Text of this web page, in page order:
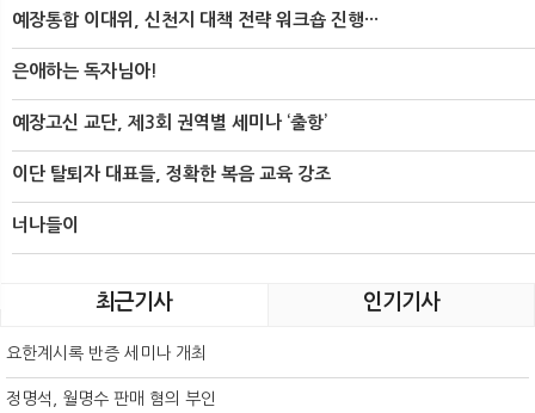
예장통합 이대위, 신천지 대책 전략 워크숍 진행···
은애하는 독자님아!
예장고신 교단, 제3회 권역별 세미나 ‘출항’
이단 탈퇴자 대표들, 정확한 복음 교육 강조
너나들이
최근기사 인기기사
요한계시록 반증 세미나 개최
정명석, 월명수 판매 혐의 부인